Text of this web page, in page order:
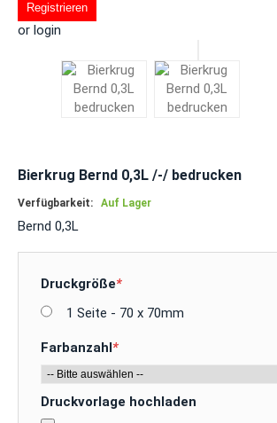
Registrieren
or login
Bierkrug Bernd 0,3L /-/ bedrucken
Verfügbarkeit: Auf Lager
Bernd 0,3L
*
Druckgröße
1 Seite - 70 x 70mm
*
Farbanzahl
Druckvorlage hochladen